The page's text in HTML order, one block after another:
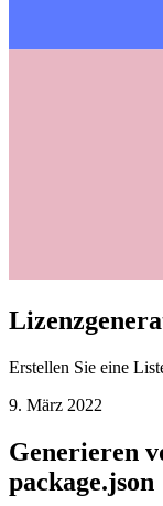
Erstellen Sie eine
9. März 2022